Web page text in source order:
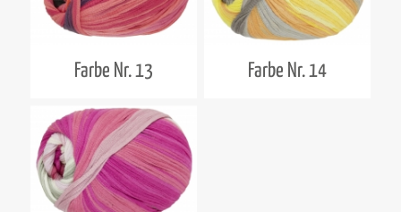
Farbe Nr. 13 Farbe Nr. 14